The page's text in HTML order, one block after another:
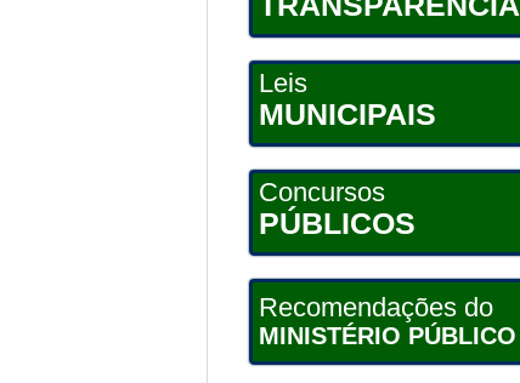
Leis
MUNICIPAIS
Concursos
PÚBLICOS
Recomendações do
MINISTÉRIO PÚBLICO